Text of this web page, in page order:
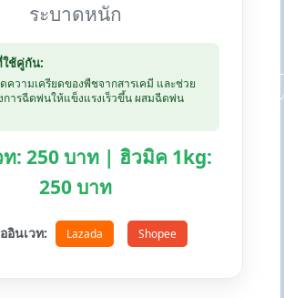
ระบาดหนัก
ใช้คู่กัน:
ความเครียดของพืชจากสารเคมี และช่วย
ารฉีดพ่นให้แข็งแรงเร็วขึ้น ผสมฉีดพ่น
ท: 250 บาท | ฮิวมิค 1kg:
250 บาท
อินเวท: Lazada Shopee